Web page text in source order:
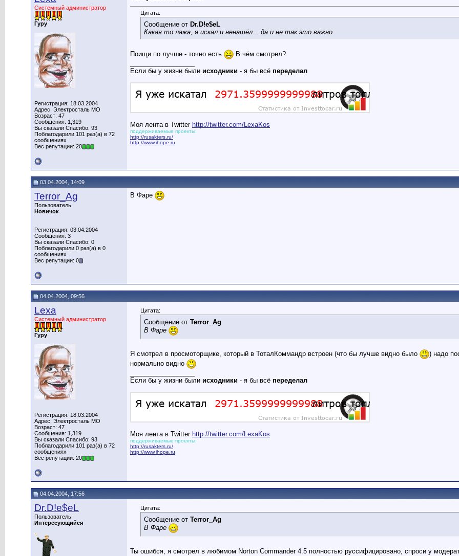
Системный администратор
Гуру
Регистрация: 18.03.2004
Адрес: Электросталь МО
Возраст: 47
Сообщения: 1,319
Вы сказали Спасибо: 93
Поблагодарили 101 раз(а) в 72
сообщениях
Вес репутации: 20
Цитата:
Сообщение от Dr.D!e$eL
Какая то лажа, я искал и ненашёл... да и не так это важно
Поищи по лучше - точно есть
В чём смотрел?
Если бы у жизни были исходники - я бы всё переделал
Моя лента в Twitter http://twitter.com/LexaKos
поддерживаемые проекты:
http://rusakters.ru/
http://www.ihope.ru,
03.04.2004, 14:09
Terror_Ag
Пользователь
Новичок
Регистрация: 03.04.2004
Сообщения: 3
Вы сказали Спасибо: 0
Поблагодарили 0 раз(а) в 0
сообщениях
Вес репутации: 0
В Фаре
04.04.2004, 09:56
Lexa
Системный администратор
Гуру
Регистрация: 18.03.2004
Адрес: Электросталь МО
Возраст: 47
Сообщения: 1,319
Вы сказали Спасибо: 93
Поблагодарили 101 раз(а) в 72
сообщениях
Вес репутации: 20
Цитата:
Сообщение от Terror_Ag
В Фаре
Я смотрел в просмоторщике, который в ТоталКоммандр встроен (что бы лучше видно было
) надо
нормально видно
Если бы у жизни были исходники - я бы всё переделал
Моя лента в Twitter http://twitter.com/LexaKos
поддерживаемые проекты:
http://rusakters.ru/
http://www.ihope.ru
04.04.2004, 17:56
Dr.D!e$eL
Пользователь
Интересующийся
Цитата:
Сообщение от Terror_Ag
В Фаре
Ты ошибся, я смотрел в любимом Norton Commander 4.5 полностью руссифицировано, спроси у